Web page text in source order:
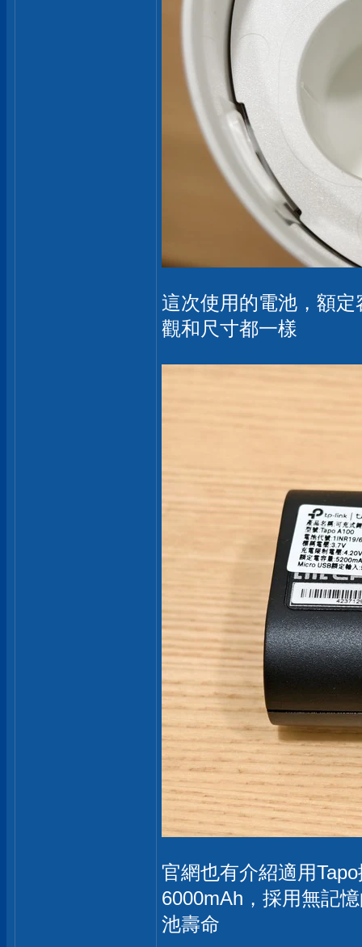
這次使用的電池，額
觀和尺寸都一樣
官網也有介紹適用
6000mAh，採用無記
池壽命